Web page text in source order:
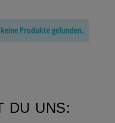
Produkte gefunden.
DU UNS: